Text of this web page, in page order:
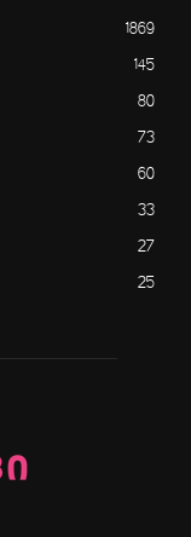
1869
145
80
73
60
33
27
25